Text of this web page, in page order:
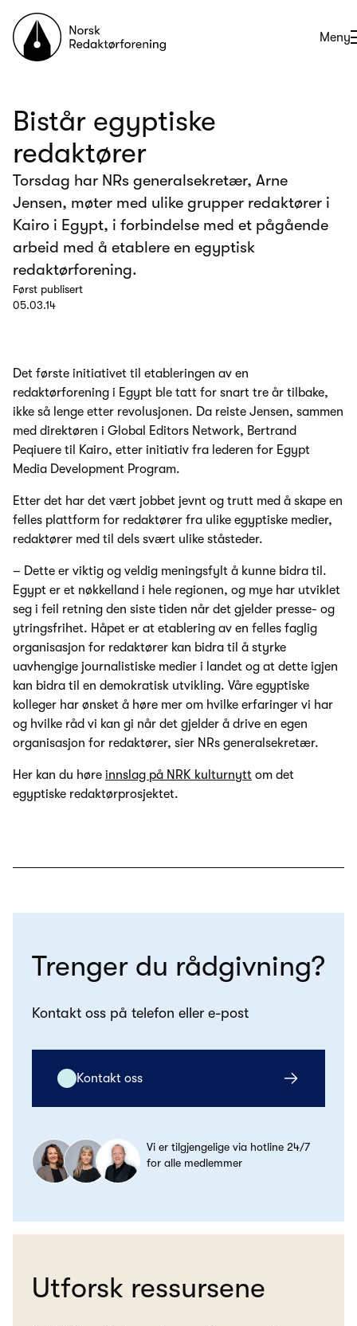
Til forsiden
Åpne
Meny
Bistår egyptiske
redaktører
Torsdag har NRs generalsekretær, Arne
Jensen, møter med ulike grupper redaktører i
Kairo i Egypt, i forbindelse med et pågående
arbeid med å etablere en egyptisk
redaktørforening.
Først publisert
05.03.14
Det første initiativet til etableringen av en
redaktørforening i Egypt ble tatt for snart tre år tilbake,
ikke så lenge etter revolusjonen. Da reiste Jensen, sammen
med direktøren i Global Editors Network, Bertrand
Peqiuere til Kairo, etter initiativ fra lederen for Egypt
Media Development Program.
Etter det har det vært jobbet jevnt og trutt med å skape en
felles plattform for redaktører fra ulike egyptiske medier,
redaktører med til dels svært ulike ståsteder.
– Dette er viktig og veldig meningsfylt å kunne bidra til.
Egypt er et nøkkelland i hele regionen, og mye har utviklet
seg i feil retning den siste tiden når det gjelder presse- og
ytringsfrihet. Håpet er at etablering av en felles faglig
organisasjon for redaktører kan bidra til å styrke
uavhengige journalistiske medier i landet og at dette igjen
kan bidra til en demokratisk utvikling. Våre egyptiske
kolleger har ønsket å høre mer om hvilke erfaringer vi har
og hvilke råd vi kan gi når det gjelder å drive en egen
organisasjon for redaktører, sier NRs generalsekretær.
Her kan du høre innslag på NRK kulturnytt om det
egyptiske redaktørprosjektet.
Trenger du rådgivning?
Kontakt oss på telefon eller e-post
Kontakt oss
Vi er tilgjengelige via hotline 24/7
for alle medlemmer
Utforsk ressursene